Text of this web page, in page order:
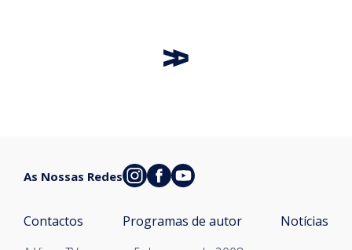
Contactos Programas de autor Notícias
As Nossas Redes